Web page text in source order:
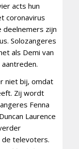
acts hun
coronavirus
zijn
Solozangeres
als Demi van
niet bij, omdat
Zij wordt
Fenna
Laurence
de televoters.